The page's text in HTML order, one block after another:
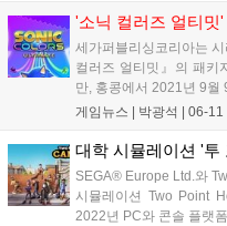
'소닉 컬러즈 얼티밋
세가퍼블리싱코리아는
컬러즈 얼티밋』의 패키
만, 홍콩에서 2021년 9월
게임뉴스 | 박광석 06-11
대학 시뮬레이션 '투
SEGA® Europe Ltd.와
시뮬레이션 Two Point
2022년 PC와 콘솔 플랫